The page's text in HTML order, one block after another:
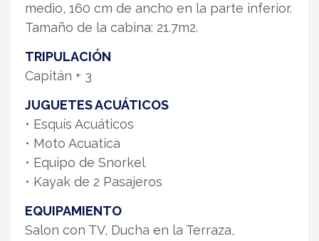
medio, 160 cm de ancho en la parte inferior.
Tamaño de la cabina: 21.7m2.
TRIPULACIÓN
Capitán + 3
JUGUETES ACUÁTICOS
• Esquís Acuáticos
• Moto Acuatica
• Equipo de Snorkel
• Kayak de 2 Pasajeros
EQUIPAMIENTO
Salon con TV, Ducha en la Terraza,